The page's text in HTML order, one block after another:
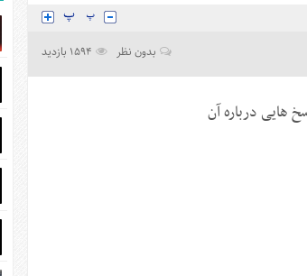
1594 بازدید بدون نظر
هایی درباره آن